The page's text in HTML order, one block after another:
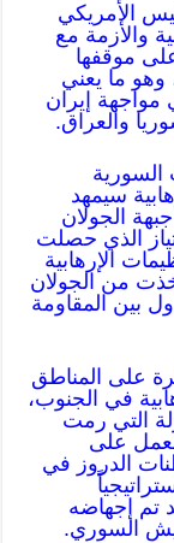
الأمريكي
والأزمة مع
موقفها
وهو ما يعني
مواجهة إيران
والعراق.
السورية
سيمهد
الجولان
الذي حصلت
الإرهابية
من الجولان
بين المقاومة
على المناطق
في الجنوب،
التي رمت
على
الدروز في
تم إجهاضه
السوري.